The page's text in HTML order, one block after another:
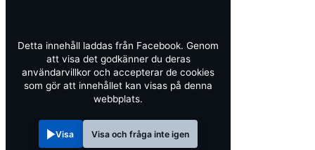
Detta innehåll laddas från Facebook. Genom
att visa det godkänner du deras
användarvillkor och accepterar de cookies
som gör att innehållet kan visas på denna
webbplats.
Visa Visa och fråga inte igen